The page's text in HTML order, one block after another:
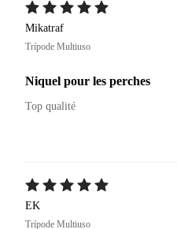
Mikatraf
Trípode Multiuso
Niquel pour les perches
Top qualité
EK
Trípode Multiuso